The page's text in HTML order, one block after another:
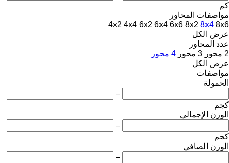
كم
مواصفات المحاور
4x2 4x4 6x2 6x4 6x6 8x2 8x4 8x6
عرض الكل
عدد المحاور
2 محور
3 محور
4 محور
عرض الكل
مواصفات
الحمولة
–
كجم
الوزن الإجمالي
–
كجم
الوزن الصافي
–